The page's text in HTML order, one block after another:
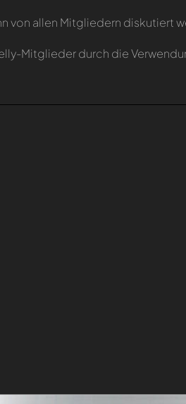
von allen Mitgliedern diskutiert
Mitglieder durch die